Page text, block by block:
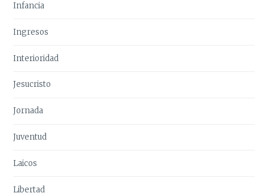
Infancia
Ingresos
Interioridad
Jesucristo
Jornada
Juventud
Laicos
Libertad